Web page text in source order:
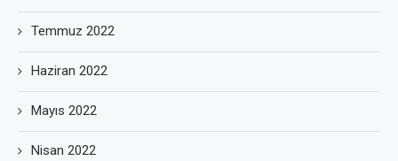
Temmuz 2022
Haziran 2022
Mayıs 2022
Nisan 2022